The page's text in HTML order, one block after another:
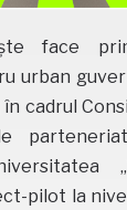
face
urban
în cadrul
pilot la